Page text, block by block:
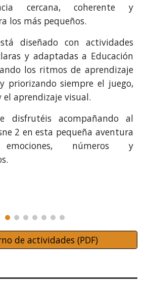
cercana, coherente y
los más pequeños.
diseñado con actividades
y adaptadas a Educación
los ritmos de aprendizaje
priorizando siempre el juego,
el aprendizaje visual.
disfrutéis acompañando al
2 en esta pequeña aventura
números y
de actividades (PDF)